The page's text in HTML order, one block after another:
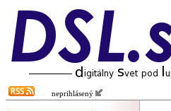
neprihlásený